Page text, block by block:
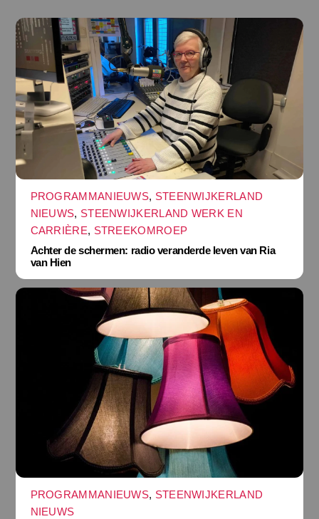
PROGRAMMANIEUWS, STEENWIJKERLAND
NIEUWS, STEENWIJKERLAND WERK EN
CARRIÈRE, STREEKOMROEP
Achter de schermen: radio veranderde leven van Ria
van Hien
PROGRAMMANIEUWS, STEENWIJKERLAND
NIEUWS